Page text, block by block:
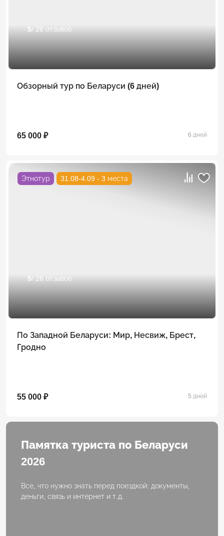
5/ 26 отзывов
Обзорный тур по Беларуси (6 дней)
65 000 ₽ 6 дней
Этнотур 31.08-4.09 - 3 места
5/ 26 отзывов
По Западной Беларуси: Мир, Несвиж, Брест,
Гродно
55 000 ₽ 5 дней
Памятка туриста по Беларуси
2026
Все, что нужно знать перед поездкой: документы,
деньги, связь и интернет и т.д.